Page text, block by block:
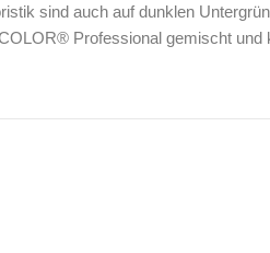
sind auch auf dunklen
Professional gemischt